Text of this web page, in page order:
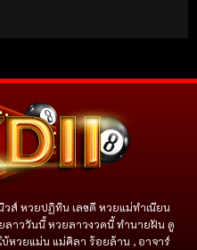
ส์ หวยปฏิทิน เลขดี หวยแม่ทำเนียน
ลาววันนี้ หวยลาวงวดนี้ ทำนายฝัน ดู
หวยแม่น แม่ศิลา ร้อยล้าน , อาจาร์